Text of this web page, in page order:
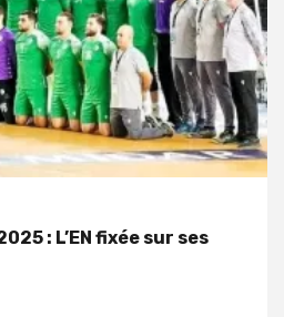
: L’EN fixée sur ses